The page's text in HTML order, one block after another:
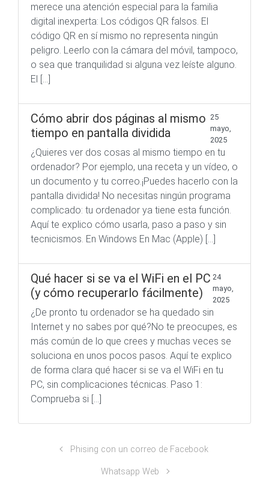
merece una atención especial para la familia
digital inexperta: Los códigos QR falsos. El
código QR en sí mismo no representa ningún
peligro. Leerlo con la cámara del móvil, tampoco,
o sea que tranquilidad si alguna vez leíste alguno.
El […]
Cómo abrir dos páginas al mismo
tiempo en pantalla dividida
25
mayo,
2025
¿Quieres ver dos cosas al mismo tiempo en tu
ordenador? Por ejemplo, una receta y un vídeo, o
un documento y tu correo.¡Puedes hacerlo con la
pantalla dividida! No necesitas ningún programa
complicado: tu ordenador ya tiene esta función.
Aquí te explico cómo usarla, paso a paso y sin
tecnicismos. En Windows En Mac (Apple) […]
Qué hacer si se va el WiFi en el PC
(y cómo recuperarlo fácilmente)
24
mayo,
2025
¿De pronto tu ordenador se ha quedado sin
Internet y no sabes por qué?No te preocupes, es
más común de lo que crees y muchas veces se
soluciona en unos pocos pasos. Aquí te explico
de forma clara qué hacer si se va el WiFi en tu
PC, sin complicaciones técnicas. Paso 1:
Comprueba si […]
Phising con un correo de Facebook
Whatsapp Web